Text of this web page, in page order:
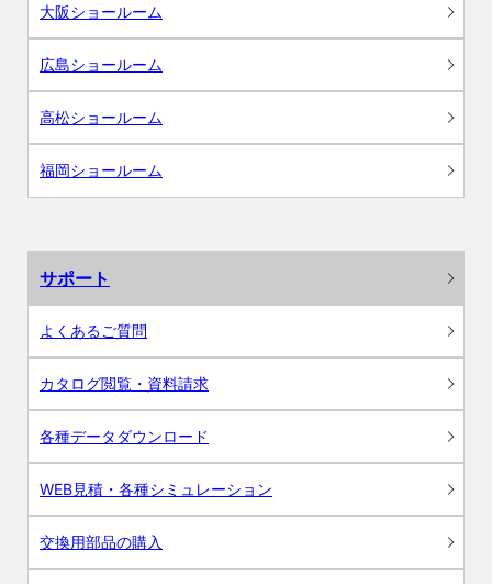
大阪ショールーム
広島ショールーム
高松ショールーム
福岡ショールーム
サポート
よくあるご質問
カタログ閲覧・資料請求
各種データダウンロード
WEB見積・各種シミュレーション
交換用部品の購入